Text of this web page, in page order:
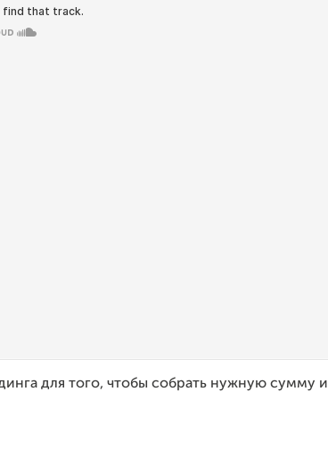
для того, чтобы собрать нужную сумму и